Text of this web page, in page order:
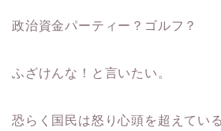
政治資金パーティー？ゴルフ？
ふざけんな！と言いたい。
恐らく国民は怒り心頭を超えてい